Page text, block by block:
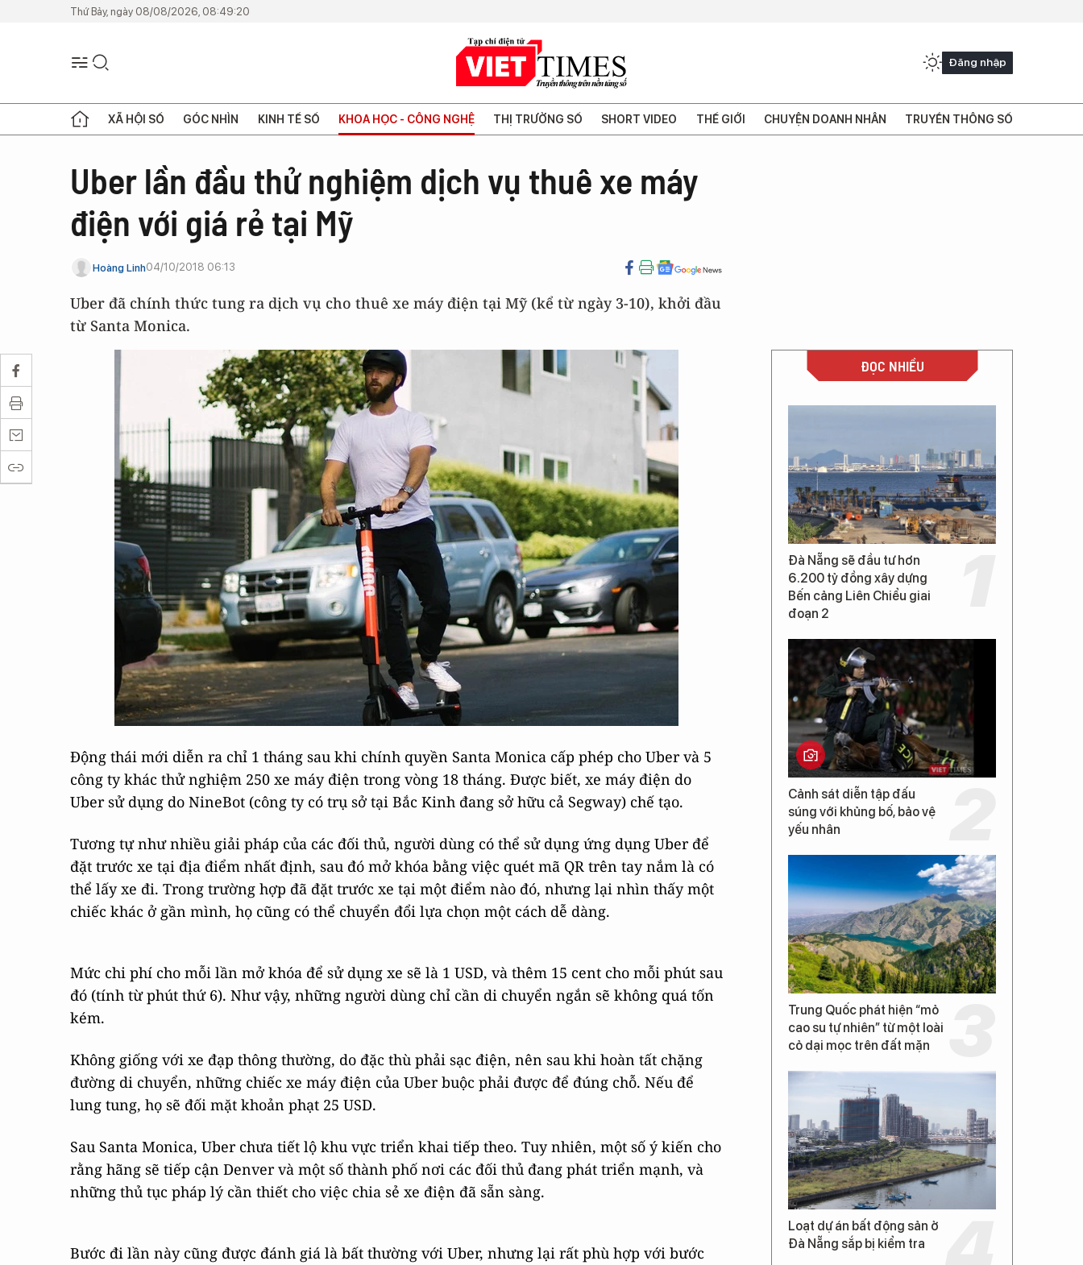
Thứ Bảy, ngày 08/08/2026, 08:49:20
Đăng nhập
XÃ HỘI SỐ GÓC NHÌN KINH TẾ SỐ KHOA HỌC - CÔNG NGHỆ THỊ TRƯỜNG SỐ SHORT VIDEO THẾ GIỚI CHUYỆN DOANH NHÂN TRUYỀN THÔNG SỐ
Uber lần đầu thử nghiệm dịch vụ thuê xe máy
điện với giá rẻ tại Mỹ
Hoàng Linh04/10/2018 06:13
Uber đã chính thức tung ra dịch vụ cho thuê xe máy điện tại Mỹ (kể từ ngày 3-10), khởi đầu
từ Santa Monica.
Động thái mới diễn ra chỉ 1 tháng sau khi chính quyền Santa Monica cấp phép cho Uber và 5
công ty khác thử nghiệm 250 xe máy điện trong vòng 18 tháng. Được biết, xe máy điện do
Uber sử dụng do NineBot (công ty có trụ sở tại Bắc Kinh đang sở hữu cả Segway) chế tạo.
Tương tự như nhiều giải pháp của các đối thủ, người dùng có thể sử dụng ứng dụng Uber để
đặt trước xe tại địa điểm nhất định, sau đó mở khóa bằng việc quét mã QR trên tay nắm là có
thể lấy xe đi. Trong trường hợp đã đặt trước xe tại một điểm nào đó, nhưng lại nhìn thấy một
chiếc khác ở gần mình, họ cũng có thể chuyển đổi lựa chọn một cách dễ dàng.
Mức chi phí cho mỗi lần mở khóa để sử dụng xe sẽ là 1 USD, và thêm 15 cent cho mỗi phút sau
đó (tính từ phút thứ 6). Như vậy, những người dùng chỉ cần di chuyển ngắn sẽ không quá tốn
kém.
Không giống với xe đạp thông thường, do đặc thù phải sạc điện, nên sau khi hoàn tất chặng
đường di chuyển, những chiếc xe máy điện của Uber buộc phải được để đúng chỗ. Nếu để
lung tung, họ sẽ đối mặt khoản phạt 25 USD.
Sau Santa Monica, Uber chưa tiết lộ khu vực triển khai tiếp theo. Tuy nhiên, một số ý kiến cho
rằng hãng sẽ tiếp cận Denver và một số thành phố nơi các đối thủ đang phát triển mạnh, và
những thủ tục pháp lý cần thiết cho việc chia sẻ xe điện đã sẵn sàng.
Bước đi lần này cũng được đánh giá là bất thường với Uber, nhưng lại rất phù hợp với bước
ĐỌC NHIỀU
Đà Nẵng sẽ đầu tư hơn
6.200 tỷ đồng xây dựng
Bến cảng Liên Chiểu giai
đoạn 2
Cảnh sát diễn tập đấu
súng với khủng bố, bảo vệ
yếu nhân
Trung Quốc phát hiện “mỏ
cao su tự nhiên” từ một loài
cỏ dại mọc trên đất mặn
Loạt dự án bất động sản ở
Đà Nẵng sắp bị kiểm tra